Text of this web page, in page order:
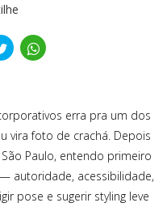
erra pra um dos
vira foto de crachá. Depois
Paulo, entendo primeiro
autoridade, acessibilidade,
pose e sugerir styling leve